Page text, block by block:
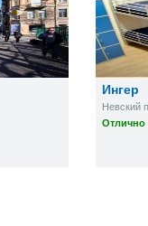
Ингер
Невский
Отлично